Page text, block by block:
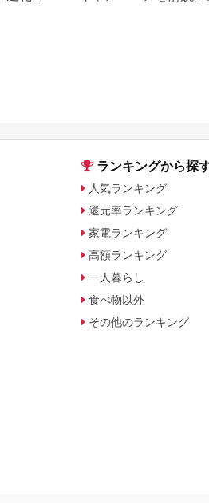
ランキングから探
人気ランキング
還元率ランキング
家電ランキング
高額ランキング
一人暮らし
食べ物以外
その他のランキング